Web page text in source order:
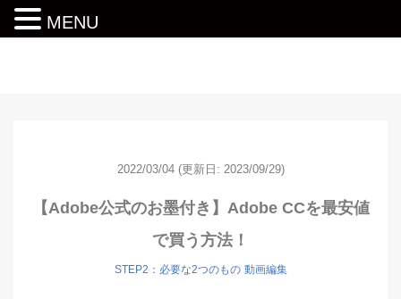
2022/03/04 (更新日: 2023/09/29)
【Adobe公式のお墨付き】Adobe CCを最安値
で買う方法！
STEP2：必要な2つのもの 動画編集
MENU